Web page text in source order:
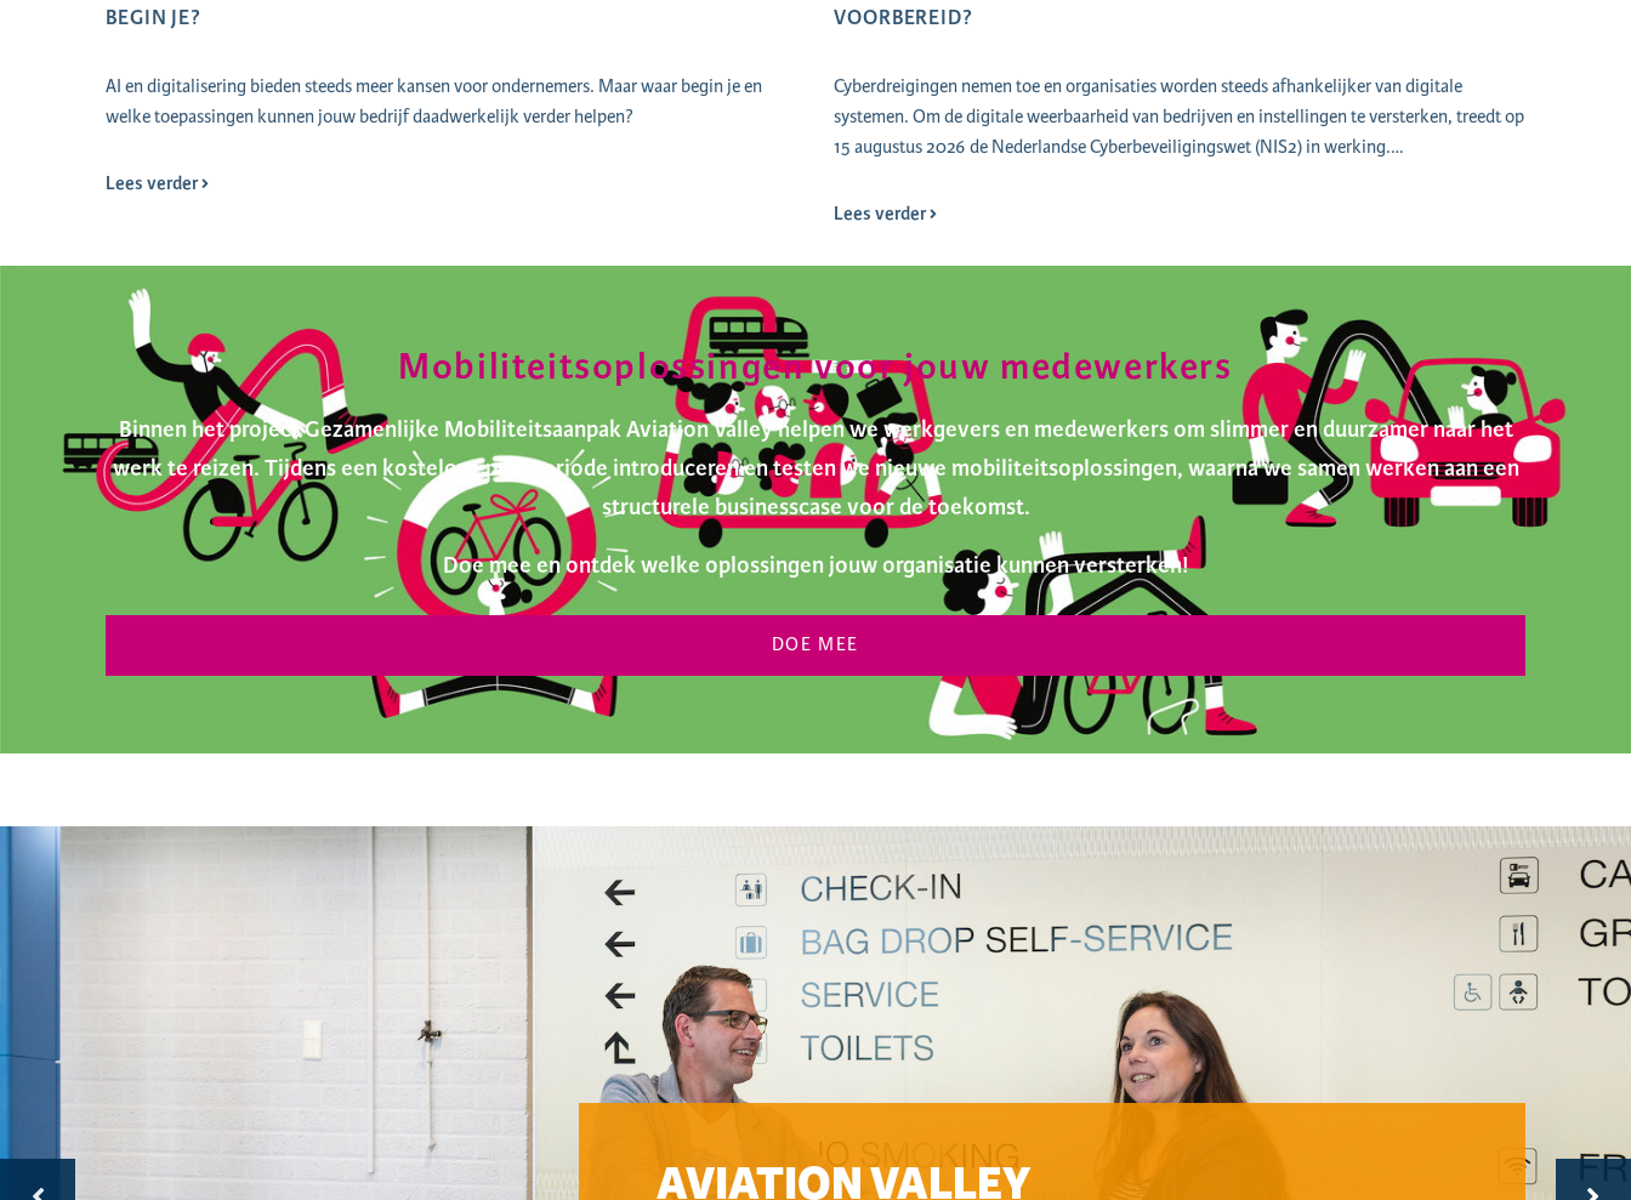
BEGIN JE?
AI en digitalisering bieden steeds meer kansen voor ondernemers. Maar waar begin je en
welke toepassingen kunnen jouw bedrijf daadwerkelijk verder helpen?
Lees verder
VOORBEREID?
Cyberdreigingen nemen toe en organisaties worden steeds afhankelijker van digitale
systemen. Om de digitale weerbaarheid van bedrijven en instellingen te versterken, treedt op
15 augustus 2026 de Nederlandse Cyberbeveiligingswet (NIS2) in werking.…
Lees verder
Mobiliteitsoplossingen voor jouw medewerkers
Binnen het project Gezamenlijke Mobiliteitsaanpak Aviation Valley helpen we werkgevers en medewerkers om slimmer en duurzamer naar het
werk te reizen. Tijdens een kosteloze pilotperiode introduceren en testen we nieuwe mobiliteitsoplossingen, waarna we samen werken aan een
structurele businesscase voor de toekomst.
Doe mee en ontdek welke oplossingen jouw organisatie kunnen versterken!
DOE MEE